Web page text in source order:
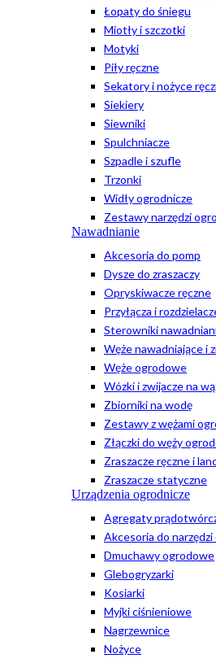
Łopaty do śniegu
Miotły i szczotki
Motyki
Piły ręczne
Sekatory i nożyce
Siekiery
Siewniki
Spulchniacze
Szpadle i szufle
Trzonki
Widły ogrodnicze
Zestawy narzędzi
Nawadnianie
Akcesoria do pomp
Dysze do zraszaczy
Opryskiwacze ręczne
Przyłącza i
Sterowniki
Węże nawadniające i
Węże ogrodowe
Wózki i zwijacze na
Zbiorniki na wodę
Zestawy z wężami
Złączki do węży
Zraszacze ręczne i
Zraszacze statyczne
Urządzenia ogrodnicze
Agregaty
Akcesoria do
Dmuchawy ogrodowe
Glebogryzarki
Kosiarki
Myjki ciśnieniowe
Nagrzewnice
Nożyce